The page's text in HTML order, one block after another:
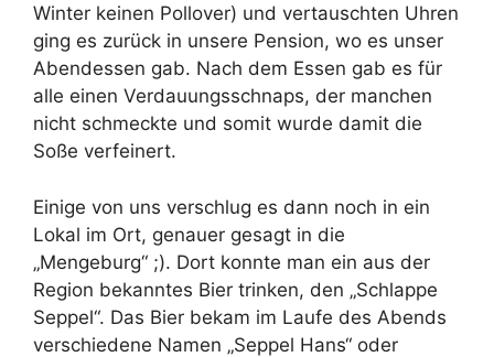
Winter keinen Pollover) und vertauschten Uhren
ging es zurück in unsere Pension, wo es unser
Abendessen gab. Nach dem Essen gab es für
alle einen Verdauungsschnaps, der manchen
nicht schmeckte und somit wurde damit die
Soße verfeinert.
Einige von uns verschlug es dann noch in ein
Lokal im Ort, genauer gesagt in die
„Mengeburg“ ;). Dort konnte man ein aus der
Region bekanntes Bier trinken, den „Schlappe
Seppel“. Das Bier bekam im Laufe des Abends
verschiedene Namen „Seppel Hans“ oder